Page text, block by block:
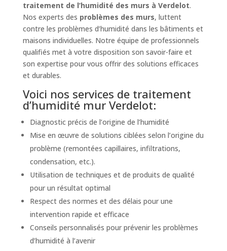
traitement de l’humidité des murs à Verdelot.
Nos experts des problèmes des murs, luttent
contre les problèmes d’humidité dans les bâtiments et
maisons individuelles. Notre équipe de professionnels
qualifiés met à votre disposition son savoir-faire et
son expertise pour vous offrir des solutions efficaces
et durables.
Voici nos services de traitement
d’humidité mur Verdelot:
Diagnostic précis de l’origine de l’humidité
Mise en œuvre de solutions ciblées selon l’origine du
problème (remontées capillaires, infiltrations,
condensation, etc.).
Utilisation de techniques et de produits de qualité
pour un résultat optimal
Respect des normes et des délais pour une
intervention rapide et efficace
Conseils personnalisés pour prévenir les problèmes
d’humidité à l’avenir